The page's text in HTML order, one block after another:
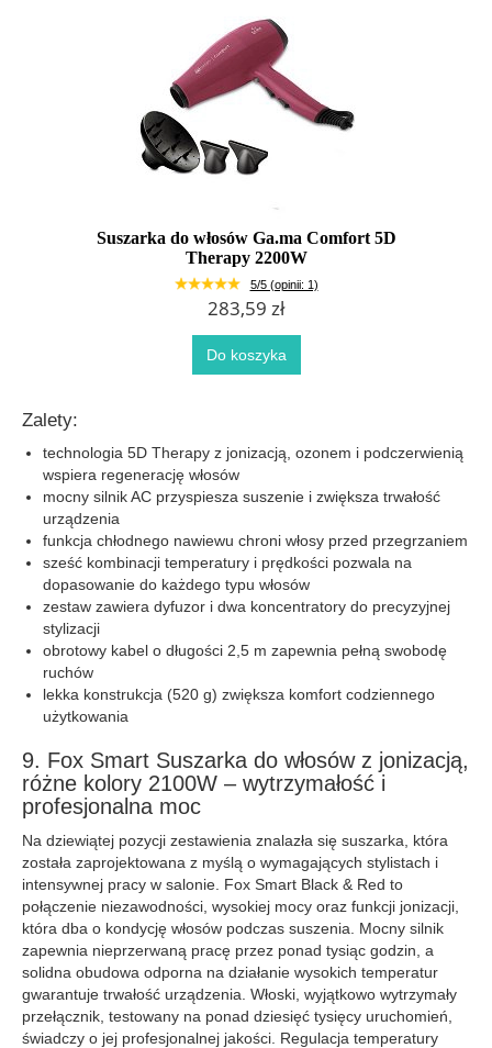
Suszarka do włosów Ga.ma Comfort 5D
Therapy 2200W
5/5 (opinii: 1)
283,59 zł
Do koszyka
Zalety:
technologia 5D Therapy z jonizacją, ozonem i podczerwienią
wspiera regenerację włosów
mocny silnik AC przyspiesza suszenie i zwiększa trwałość
urządzenia
funkcja chłodnego nawiewu chroni włosy przed przegrzaniem
sześć kombinacji temperatury i prędkości pozwala na
dopasowanie do każdego typu włosów
zestaw zawiera dyfuzor i dwa koncentratory do precyzyjnej
stylizacji
obrotowy kabel o długości 2,5 m zapewnia pełną swobodę
ruchów
lekka konstrukcja (520 g) zwiększa komfort codziennego
użytkowania
9. Fox Smart Suszarka do włosów z jonizacją,
różne kolory 2100W – wytrzymałość i
profesjonalna moc
Na dziewiątej pozycji zestawienia znalazła się suszarka, która
została zaprojektowana z myślą o wymagających stylistach i
intensywnej pracy w salonie. Fox Smart Black & Red to
połączenie niezawodności, wysokiej mocy oraz funkcji jonizacji,
która dba o kondycję włosów podczas suszenia. Mocny silnik
zapewnia nieprzerwaną pracę przez ponad tysiąc godzin, a
solidna obudowa odporna na działanie wysokich temperatur
gwarantuje trwałość urządzenia. Włoski, wyjątkowo wytrzymały
przełącznik, testowany na ponad dziesięć tysięcy uruchomień,
świadczy o jej profesjonalnej jakości. Regulacja temperatury